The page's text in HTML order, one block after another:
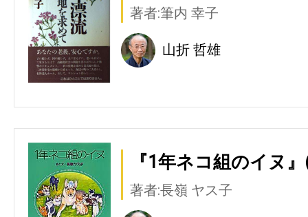
著者:筆内 幸子
山折 哲雄
『1年ネコ組のイヌ
著者:長嶺 ヤス子